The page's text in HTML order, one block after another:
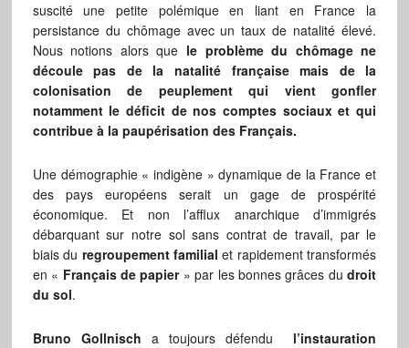
suscité une petite polémique en liant en France la
persistance du chômage avec un taux de natalité élevé.
Nous notions alors que le problème du chômage ne
découle pas de la natalité française mais de la
colonisation de peuplement qui vient gonfler
notamment le déficit de nos comptes sociaux et qui
contribue à la paupérisation des Français.
Une démographie « indigène » dynamique de la France et
des pays européens serait un gage de prospérité
économique. Et non l’afflux anarchique d’immigrés
débarquant sur notre sol sans contrat de travail, par le
biais du regroupement familial et rapidement transformés
en « Français de papier» par les bonnes grâces dudroit
du sol.
Bruno Gollnisch a toujours défendu l’instauration